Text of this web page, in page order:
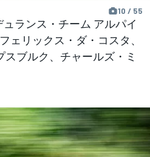
10 / 55
ランス・チーム アルパイ
ェリックス・ダ・コスタ、
ブルク、チャールズ・ミ